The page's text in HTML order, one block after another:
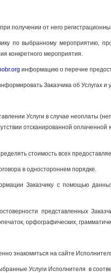
при получении от него
по выбранному мероприятию,
конкретного мероприятия.
информацию о перечне
Заказчика об Услугах и
Услуги в случае неоплаты
отсканированной
стоимость всех
в одностороннем порядке.
Заказчику с помощью
представленных
орфографических,
знакомиться на сайте
Услуги Исполнителя в